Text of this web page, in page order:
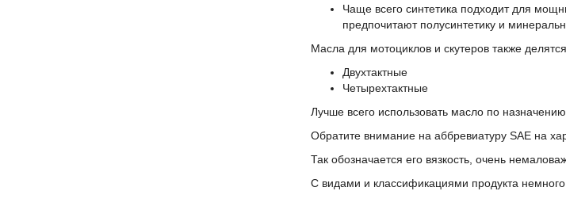
Чаще всего синтетика подходит для
предпочитают полусинтетику и
Масла для мотоциклов и скутеров также
Двухтактные
Четырехтактные
Лучше всего использовать масло по
Обратите внимание на аббревиатуру SAE на
Так обозначается его вязкость, очень
С видами и классификациями продукта